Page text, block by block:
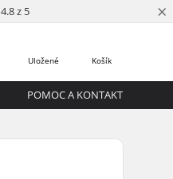
4.8 z 5 ×
Košík
Uložené
POMOC A KONTAKT